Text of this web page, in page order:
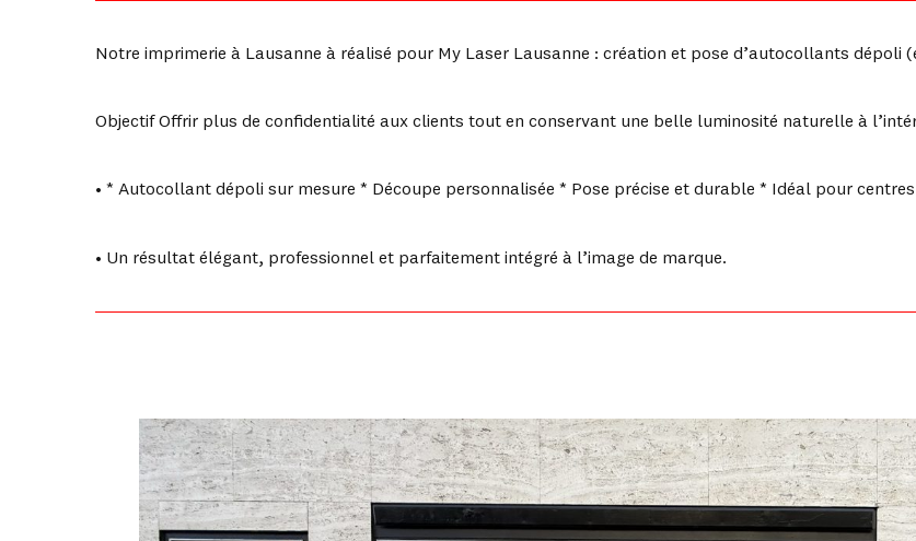
Notre imprimerie à Lausanne à réalisé pour My Laser Lausanne : création et pose d’autocollants
Objectif Offrir plus de confidentialité aux clients tout en conservant une belle luminosité naturelle à
• * Autocollant dépoli sur mesure * Découpe personnalisée * Pose précise et durable * Idéal pour
• Un résultat élégant, professionnel et parfaitement intégré à l’image de marque.